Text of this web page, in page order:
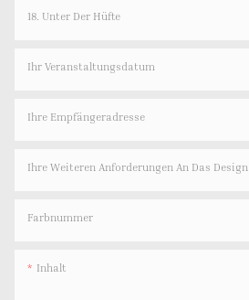
18. Unter Der Hüfte
Ihr Veranstaltungsdatum
Ihre Empfängeradresse
Ihre Weiteren Anforderungen An Das Design
Farbnummer
Inhalt